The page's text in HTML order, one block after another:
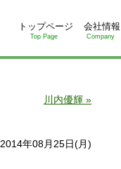
トップページ
Top Page
会社情報
Company
川内優輝 »
2014年08月25日(月)